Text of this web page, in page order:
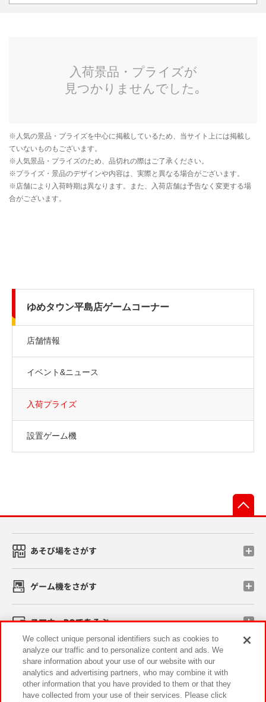
ゆめタウン平島店ゲームコーナー
店舗情報
イベント&ニュース
入荷プライズ
設置ゲーム機
あそび場をさがす
ゲーム機をさがす
スマホ・PCであそぶ
イベント・キャンペーン
We collect unique personal identifiers such as cookies to
analyze our traffic and to personalize content and ads. We
share information about your use of our website with our
analytics and advertising partners, who may combine it with
other information that you have provided to them or that they
have collected from your use of their services. Please click